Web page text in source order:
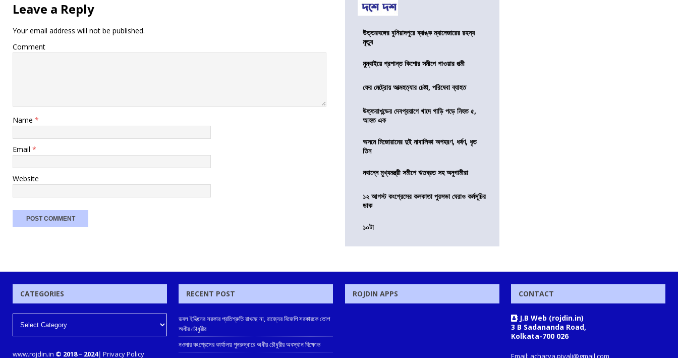
Leave a Reply
Your email address will not be published.
Comment
Name *
Email *
Website
উত্তরবঙ্গের বুনিয়াদপুরে ব্যাঙ্ক ম্যানেজারের রহস্য
মৃত্যু
মুম্বাইয়ে প্রশান্ত কিশোর সমীপে পাওয়ার পত্মী
ফের মেট্রোয় আত্মহত্যার চেষ্টা, পরিষেবা ব্যাহত
উত্তরাখন্ডের দেবপ্রয়াগে খাদে গাড়ি পড়ে নিহত ৫,
আহত এক
অসমে মিজোরামের দুই নাবালিকা অপহরণ, ধর্ষণ, ধৃত
তিন
নবান্নে মুখ্যমন্ত্রী সমীপে ঋতব্রত সহ অনুগামীরা
১২ আগস্ট কংগ্রেসের কলকাতা পুরসভা ঘেরাও কর্মসূচির
ডাক
১০টা
CATEGORIES
www.rojdin.in © 2018– 2024| Privacy Policy
RECENT POST
ডবল ইঞ্জিনের সরকার প্রতিশ্রুতি রাখছে না, রাজ্যের বিজেপি সরকারকে তোপ
অধীর চৌধুরীর
নওদার কংগ্রেসের কার্যালয় পুনরুদ্ধারে অধীর চৌধুরীর অবস্থান বিক্ষোভ
ROJDIN APPS CONTACT
J.B Web (rojdin.in)
3 B Sadananda Road,
Kolkata-700 026
Email: acharya.piyali@gmail.com